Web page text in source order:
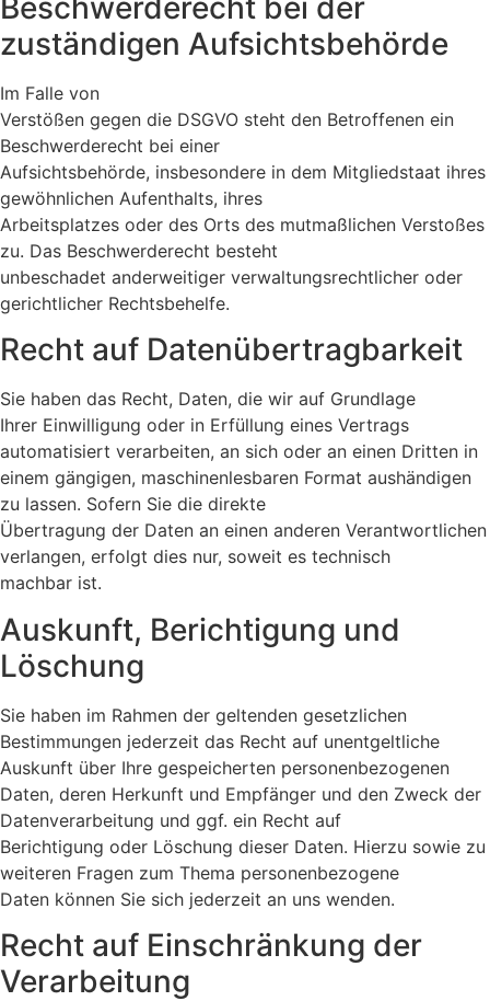
zuständigen Aufsichts­behörde
Im Falle von
Verstößen gegen die DSGVO steht den Betroffenen ein
Beschwerderecht bei einer
Aufsichtsbehörde, insbesondere in dem Mitgliedstaat ihres
gewöhnlichen Aufenthalts, ihres
Arbeitsplatzes oder des Orts des mutmaßlichen Verstoßes
zu. Das Beschwerderecht besteht
unbeschadet anderweitiger verwaltungsrechtlicher oder
gerichtlicher Rechtsbehelfe.
Recht auf Daten­übertrag­barkeit
Sie haben das Recht, Daten, die wir auf Grundlage
Ihrer Einwilligung oder in Erfüllung eines Vertrags
automatisiert verarbeiten, an sich oder an einen Dritten in
einem gängigen, maschinenlesbaren Format aushändigen
zu lassen. Sofern Sie die direkte
Übertragung der Daten an einen anderen Verantwortlichen
verlangen, erfolgt dies nur, soweit es technisch
machbar ist.
Auskunft, Berichtigung und
Löschung
Sie haben im Rahmen der geltenden gesetzlichen
Bestimmungen jederzeit das Recht auf unentgeltliche
Auskunft über Ihre gespeicherten personenbezogenen
Daten, deren Herkunft und Empfänger und den Zweck der
Datenverarbeitung und ggf. ein Recht auf
Berichtigung oder Löschung dieser Daten. Hierzu sowie zu
weiteren Fragen zum Thema personenbezogene
Daten können Sie sich jederzeit an uns wenden.
Recht auf Einschränkung der
Verarbeitung